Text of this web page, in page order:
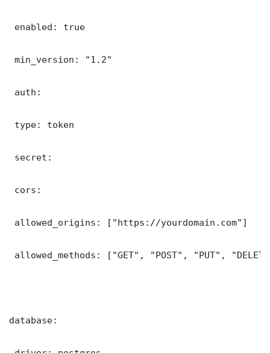
enabled: true
min_version: "1.2"
auth:
type: token
secret:
cors:
allowed_origins: ["https://yourdomain.com"]
allowed_methods: ["GET", "POST", "PUT",
database: